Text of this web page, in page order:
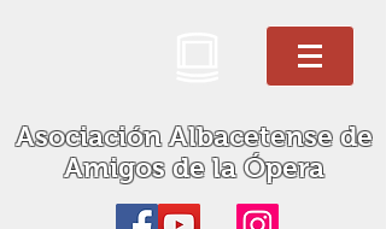
Asociación Albacetense de
Amigos de la Ópera